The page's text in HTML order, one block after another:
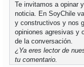
Te invitamos a opinar
noticia. En SoyChile
y constructivos y nos
opiniones agresivas y
de la conversación.
¿Ya eres lector de
tu comentario.